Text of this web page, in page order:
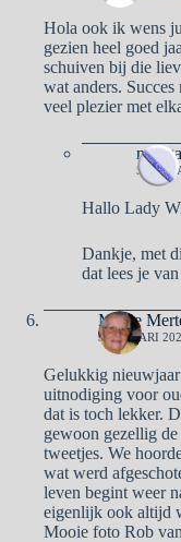
Hola ook ik wens
gezien heel goed
schuiven bij die
wat anders. Succes
veel plezier met
5
Hallo Lady
Dankje, met
dat lees je
Mieke
3 JANUARI
Gelukkig
uitnodiging voor
dat is toch lekker.
gewoon gezellig
tweetjes. We
wat werd
leven begint weer
eigenlijk ook altijd
Mooie foto Rob